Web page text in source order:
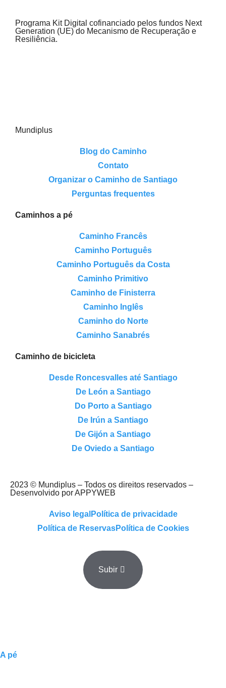
Programa Kit Digital cofinanciado pelos fundos Next
Generation (UE) do Mecanismo de Recuperação e
Resiliência.
Mundiplus
Blog do Caminho
Contato
Organizar o Caminho de Santiago
Perguntas frequentes
Caminhos a pé
Caminho Francês
Caminho Português
Caminho Português da Costa
Caminho Primitivo
Caminho de Finisterra
Caminho Inglês
Caminho do Norte
Caminho Sanabrés
Caminho de bicicleta
Desde Roncesvalles até Santiago
De León a Santiago
Do Porto a Santiago
De Irún a Santiago
De Gijón a Santiago
De Oviedo a Santiago
2023 © Mundiplus – Todos os direitos reservados –
Desenvolvido por APPYWEB
Aviso legal Política de privacidade
Política de ReservasPolítica de Cookies
Subir
A pé